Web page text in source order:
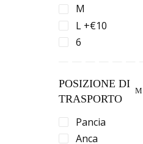
M
L +€10
6
POSIZIONE DI
TRASPORTO
Pancia
Anca